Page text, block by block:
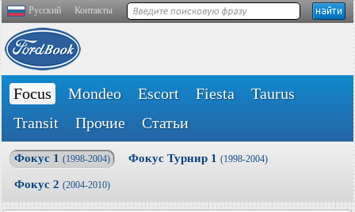
Русский Контакты
Focus Mondeo Escort Fiesta
Taurus
Transit
Прочие Статьи
Фокус 1 (1998-2004) Фокус Турнир 1 (1998-2004)
Фокус 2 (2004-2010)